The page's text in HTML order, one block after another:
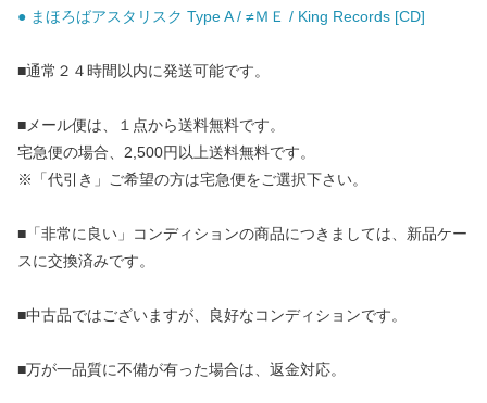
● まほろばアスタリスク Type A / ≠ＭＥ / King Records [CD]
■通常２４時間以内に発送可能です。
■メール便は、１点から送料無料です。
宅急便の場合、2,500円以上送料無料です。
※「代引き」ご希望の方は宅急便をご選択下さい。
■「非常に良い」コンディションの商品につきましては、新品ケー
スに交換済みです。
■中古品ではございますが、良好なコンディションです。
■万が一品質に不備が有った場合は、返金対応。